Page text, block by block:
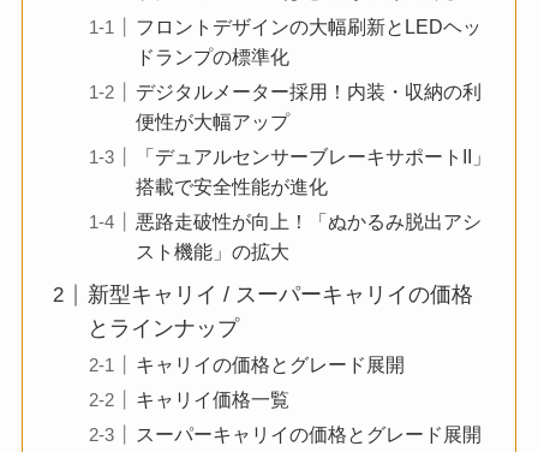
フロントデザインの大幅刷新とLEDヘッ
ドランプの標準化
デジタルメーター採用！内装・収納の利
便性が大幅アップ
「デュアルセンサーブレーキサポートII」
搭載で安全性能が進化
悪路走破性が向上！「ぬかるみ脱出アシ
スト機能」の拡大
新型キャリイ / スーパーキャリイの価格
とラインナップ
キャリイの価格とグレード展開
キャリイ価格一覧
スーパーキャリイの価格とグレード展開